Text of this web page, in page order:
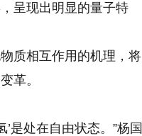
呈现出明显的量子特
质相互作用的机理，将
革。
是处在自由状态。”杨国